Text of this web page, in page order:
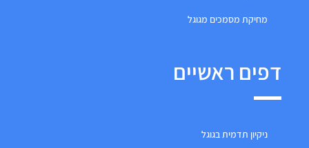
מחיקת מסמכים מגוגל
דפים ראשיים
ניקיון תדמית בגוגל